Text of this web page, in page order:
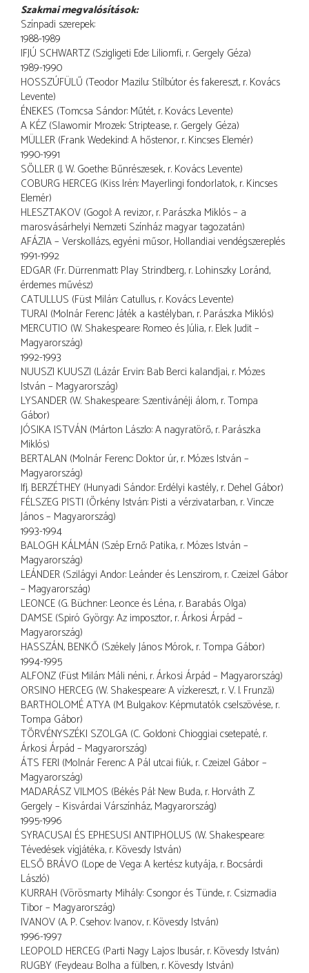
Szakmai megvalósítások:
Színpadi szerepek:
1988-1989
IFJÚ SCHWARTZ (Szigligeti Ede: Liliomfi, r. Gergely Géza)
1989-1990
HOSSZÚFÜLŰ (Teodor Mazilu: Stílbútor és fakereszt, r. Kovács
Levente)
ÉNEKES (Tomcsa Sándor: Műtét, r. Kovács Levente)
A KÉZ (Slawomir Mrozek: Striptease, r. Gergely Géza)
MÜLLER (Frank Wedekind: A hőstenor, r. Kincses Elemér)
1990-1991
SÖLLER (J. W. Goethe: Bűnrészesek, r. Kovács Levente)
COBURG HERCEG (Kiss Irén: Mayerlingi fondorlatok, r. Kincses
Elemér)
HLESZTAKOV (Gogol: A revizor, r. Parászka Miklós – a
marosvásárhelyi Nemzeti Színház magyar tagozatán)
AFÁZIA – Verskollázs, egyéni műsor, Hollandiai vendégszereplés
1991-1992
EDGAR (Fr. Dürrenmatt: Play Strindberg, r. Lohinszky Loránd,
érdemes művész)
CATULLUS (Füst Milán: Catullus, r. Kovács Levente)
TURAI (Molnár Ferenc: Játék a kastélyban, r. Parászka Miklós)
MERCUTIO (W. Shakespeare: Romeo és Júlia, r. Elek Judit –
Magyarország)
1992-1993
NUUSZI KUUSZI (Lázár Ervin: Bab Berci kalandjai, r. Mózes
István – Magyarország)
LYSANDER (W. Shakespeare: Szentivánéji álom, r. Tompa
Gábor)
JÓSIKA ISTVÁN (Márton Lászlo: A nagyratörő, r. Parászka
Miklós)
BERTALAN (Molnár Ferenc: Doktor úr, r. Mózes István –
Magyarország)
Ifj. BERZÉTHEY (Hunyadi Sándor: Erdélyi kastély, r. Dehel Gábor)
FÉLSZEG PISTI (Örkény István: Pisti a vérzivatarban, r. Vincze
János – Magyarország)
1993-1994
BALOGH KÁLMÁN (Szép Ernő: Patika, r. Mózes István –
Magyarország)
LEÁNDER (Szilágyi Andor: Leánder és Lenszirom, r. Czeizel Gábor
– Magyarország)
LEONCE (G. Büchner: Leonce és Léna, r. Barabás Olga)
DAMSE (Spiró György: Az imposztor, r. Árkosi Árpád –
Magyarország)
HASSZÁN, BENKŐ (Székely János: Mórok, r. Tompa Gábor)
1994-1995
ALFONZ (Füst Milán: Máli néni, r. Árkosi Árpád – Magyarország)
ORSINO HERCEG (W. Shakespeare: A vízkereszt, r. V. I. Frunză)
BARTHOLOMÉ ATYA (M. Bulgakov: Képmutatók cselszövése, r.
Tompa Gábor)
TÖRVÉNYSZÉKI SZOLGA (C. Goldoni: Chioggiai csetepaté, r.
Árkosi Árpád – Magyarország)
ÁTS FERI (Molnár Ferenc: A Pál utcai fiúk, r. Czeizel Gábor –
Magyarország)
MADARÁSZ VILMOS (Békés Pál: New Buda, r. Horváth Z.
Gergely – Kisvárdai Várszínház, Magyarország)
1995-1996
SYRACUSAI ÉS EPHESUSI ANTIPHOLUS (W. Shakespeare:
Tévedések vígjátéka, r. Kövesdy István)
ELSŐ BRÁVO (Lope de Vega: A kertész kutyája, r. Bocsárdi
László)
KURRAH (Vörösmarty Mihály: Csongor és Tünde, r. Csizmadia
Tibor – Magyarország)
IVANOV (A. P. Csehov: Ivanov, r. Kövesdy István)
1996-1997
LEOPOLD HERCEG (Parti Nagy Lajos: Ibusár, r. Kövesdy István)
RUGBY (Feydeau: Bolha a fülben, r. Kövesdy István)